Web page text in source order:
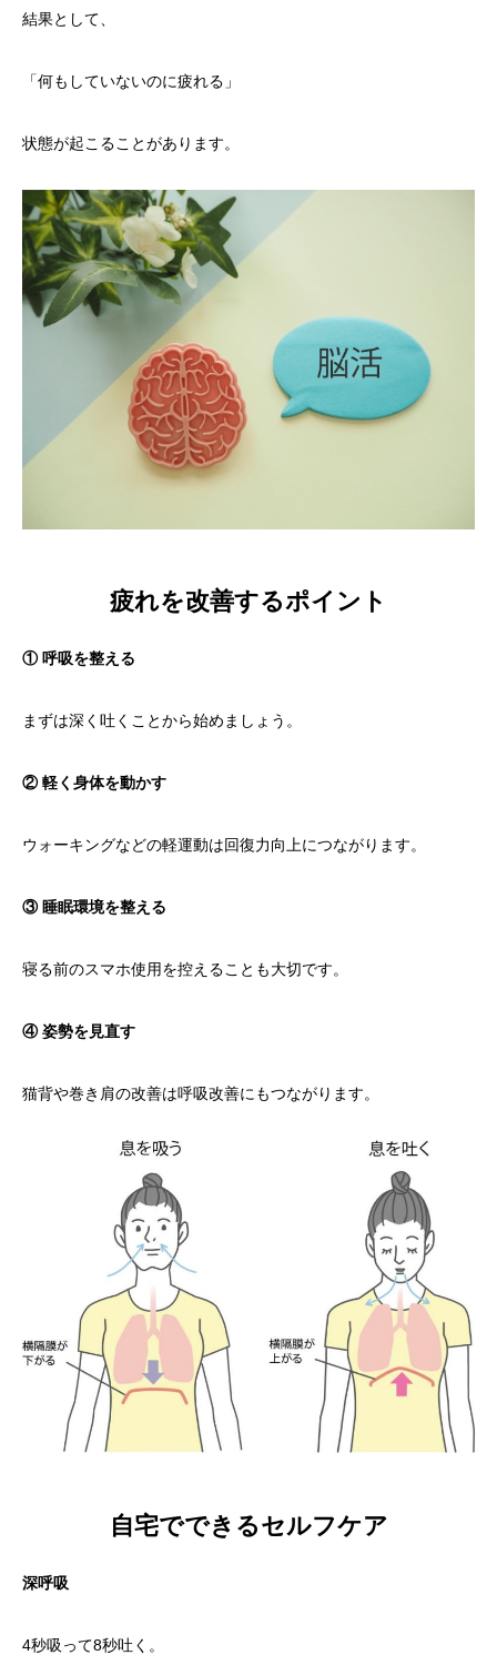
結果として、
「何もしていないのに疲れる」
状態が起こることがあります。
疲れを改善するポイント
① 呼吸を整える
まずは深く吐くことから始めましょう。
② 軽く身体を動かす
ウォーキングなどの軽運動は回復力向上につながります。
③ 睡眠環境を整える
寝る前のスマホ使用を控えることも大切です。
④ 姿勢を見直す
猫背や巻き肩の改善は呼吸改善にもつながります。
自宅でできるセルフケア
深呼吸
4秒吸って8秒吐く。